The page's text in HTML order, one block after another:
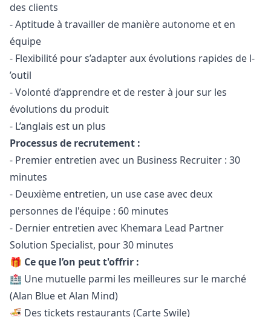
des clients
- Aptitude à travailler de manière autonome et en
équipe
- Flexibilité pour s’adapter aux évolutions rapides de l-
’outil
- Volonté d’apprendre et de rester à jour sur les
évolutions du produit
- L’anglais est un plus
Processus de recrutement :
- Premier entretien avec un Business Recruiter : 30
minutes
- Deuxième entretien, un use case avec deux
personnes de l'équipe : 60 minutes
- Dernier entretien avec Khemara Lead Partner
Solution Specialist, pour 30 minutes
🎁 Ce que l’on peut t'offrir :
🏥 Une mutuelle parmi les meilleures sur le marché
(Alan Blue et Alan Mind)
🍜 Des tickets restaurants (Carte Swile)